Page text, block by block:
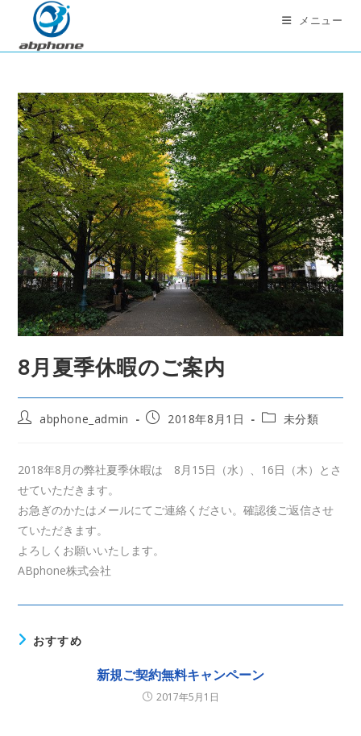
テ
メニュー
8月夏季休暇のご案内
投
abphone_admin
投
開
日:
2018年8月1日
投
テ
ゴ
ー:
未分類
2018年8月の弊社夏季休暇は 8月15日（水）、16日（木）とさ
せていただきます。
お急ぎのかたはメールにてご連絡ください。確認後ご返信させ
ていただきます。
よろしくお願いいたします。
ABphone株式会社
おすすめ
新規ご契約無料キャンペーン
2017年5月1日